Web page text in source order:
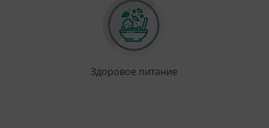
Здоровое питание